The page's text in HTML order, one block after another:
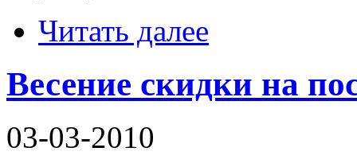
Читать далее
Весение скидки на
03-03-2010